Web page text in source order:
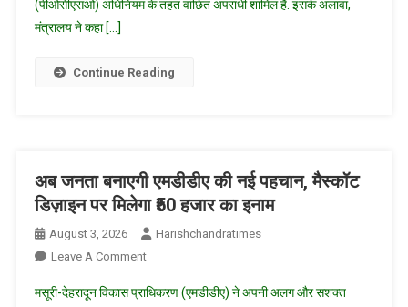
बीच
से
वापस
लाया
गया’
(पीओसीएसओ) अधिनियम के तहत वांछित अपराधी शामिल हैं. इसके अलावा,
मंत्रालय ने कहा […]
Continue Reading
अब जनता बनाएगी एमडीडीए की नई पहचान, मैस्कॉट
डिज़ाइन पर मिलेगा ₹50 हजार का इनाम
August 3, 2026
Harishchandratimes
Leave A CommentOn
जनता
मसूरी-देहरादून विकास प्राधिकरण (एमडीडीए) ने अपनी अलग और सशक्त